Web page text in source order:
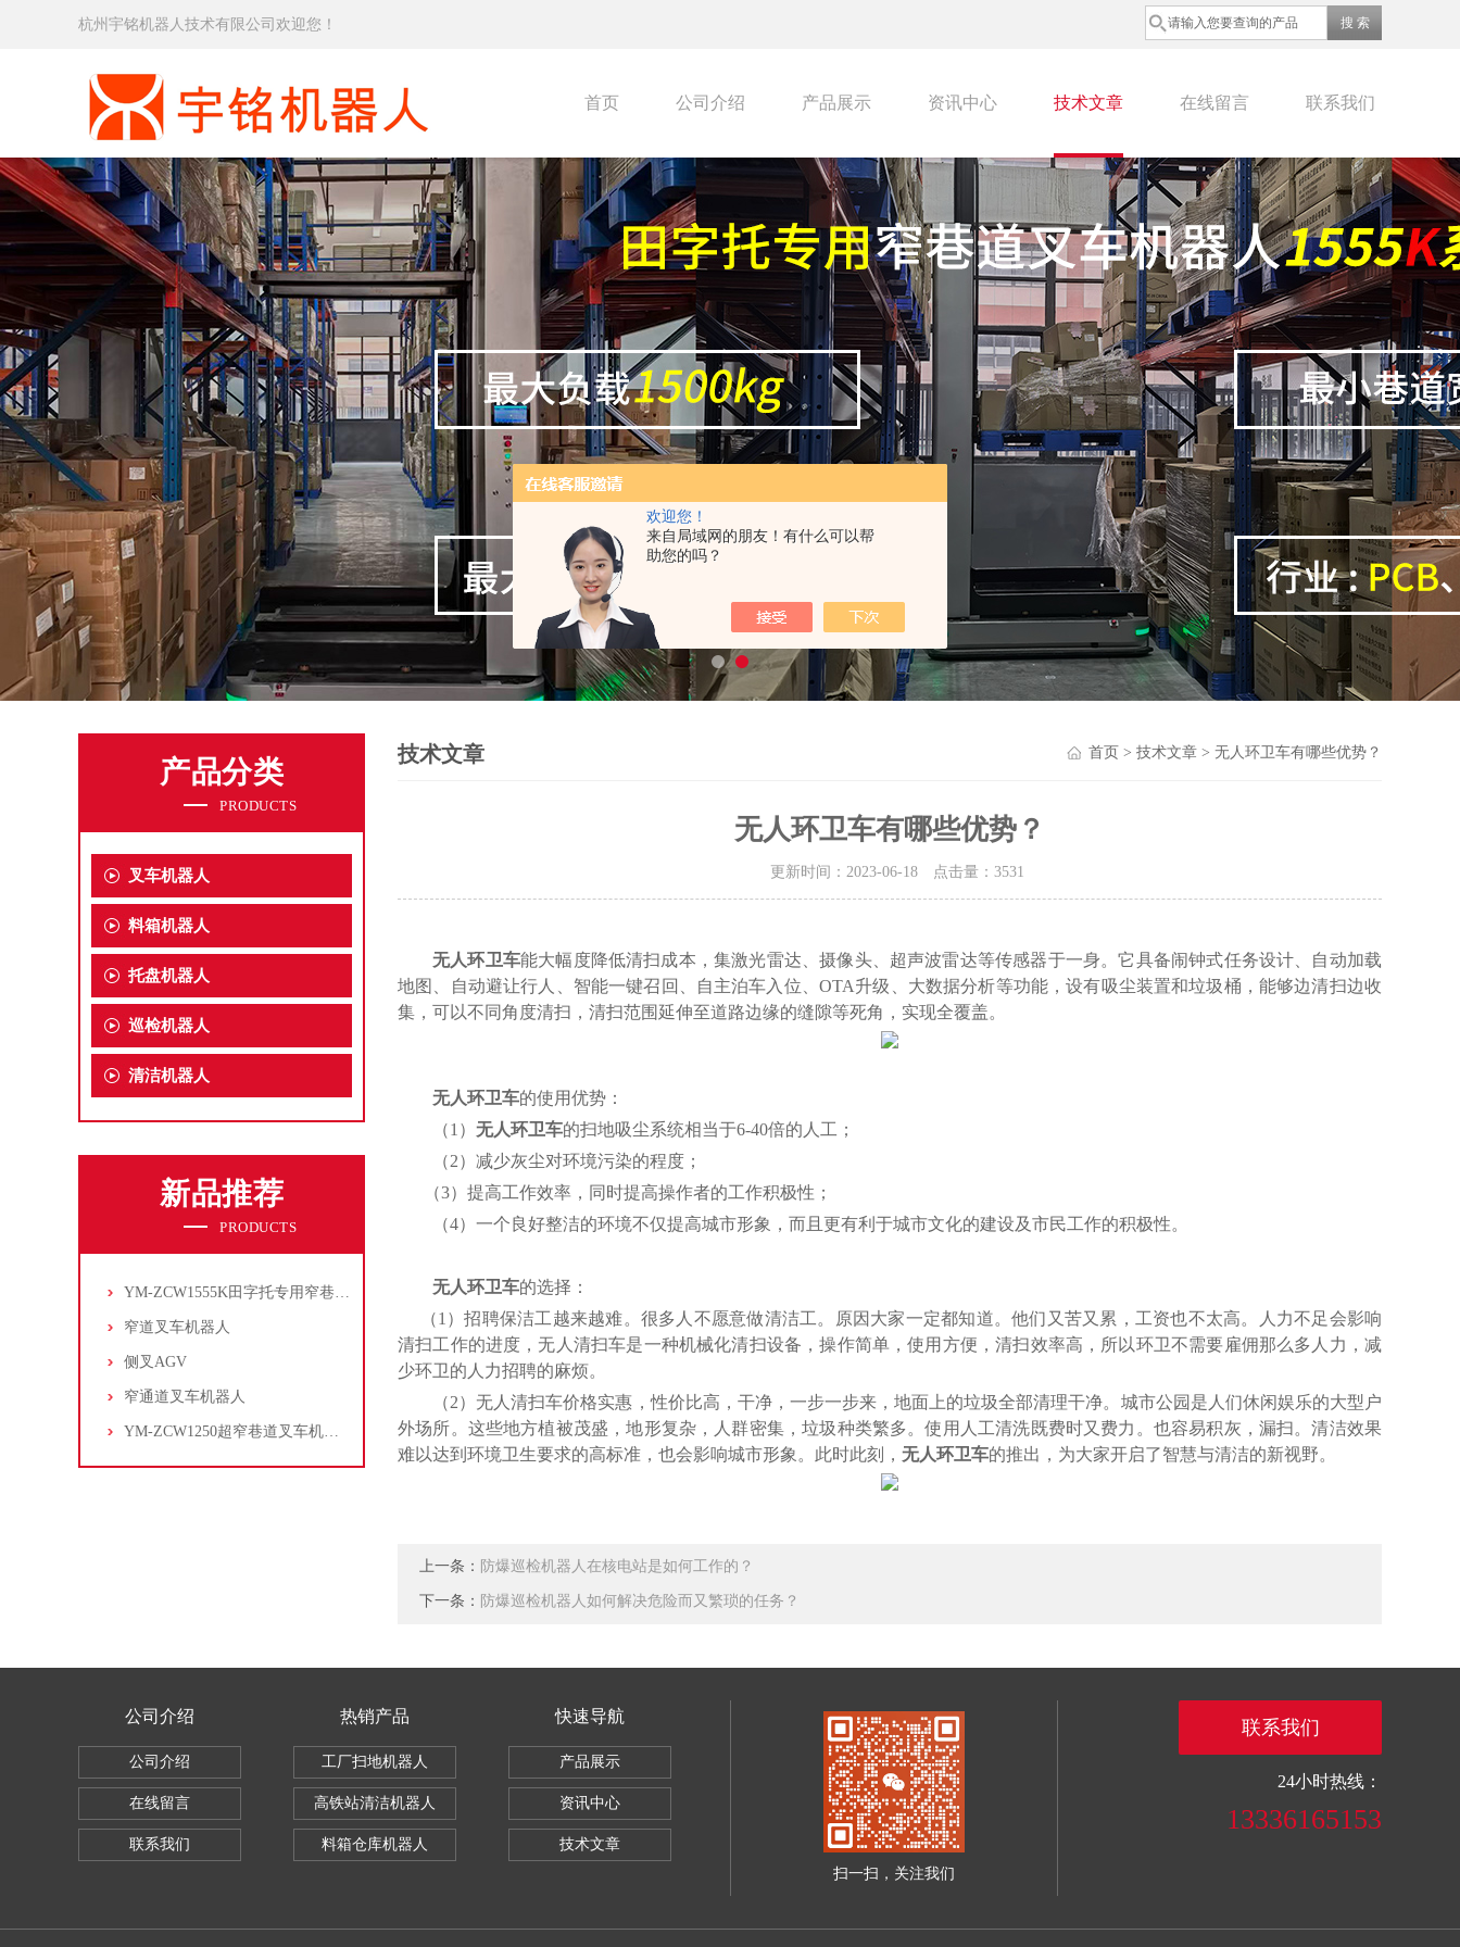
欢迎您！
来自局域网的朋友！有什么可以帮
助您的吗？
杭州宇铭机器人技术有限公司欢迎您！
首页 公司介绍 产品展示 资讯中心 技术文章 在线留言 联系我们
产品分类
PRODUCTS
叉车机器人
料箱机器人
托盘机器人
巡检机器人
清洁机器人
新品推荐
PRODUCTS
YM-ZCW1555K田字托专用窄巷道叉车机器人
窄道叉车机器人
侧叉AGV
窄通道叉车机器人
YM-ZCW1250超窄巷道叉车机器人
技术文章 首页 > 技术文章 > 无人环卫车有哪些优势？
无人环卫车有哪些优势？
更新时间：2023-06-18 点击量： 3531
无人环卫车能大幅度降低清扫成本，集激光雷达、摄像头、超声波雷达等传感器于一身。它具备闹钟式任务设计、自动加载
地图、自动避让行人、智能一键召回、自主泊车入位、 OTA升级、大数据分析等功能，设有吸尘装置和垃圾桶，能够边清扫边收
集，可以不同角度清扫，清扫范围延伸至道路边缘的缝隙等死角，实现全覆盖。
无人环卫车的使用优势：
（1） 无人环卫车的扫地吸尘系统相当于6-40倍的人工；
（2） 减少灰尘对环境污染的程度；
（3） 提高工作效率，同时提高操作者的工作积极性；
（4） 一个良好整洁的环境不仅提高城市形象，而且更有利于城市文化的建设及市民工作的积极性。
无人环卫车的选择：
（1）招聘保洁工越来越难。很多人不愿意做清洁工。原因大家一定都知道。他们又苦又累，工资也不太高。人力不足会影响
清扫工作的进度，无人清扫车是一种机械化清扫设备，操作简单，使用方便，清扫效率高，所以环卫不需要雇佣那么多人力，减
少环卫的人力招聘的麻烦。
（2） 无人清扫车价格实惠，性价比高，干净，一步一步来，地面 上的垃圾全部清理干净。城市公园是人们休闲娱乐的大型户
外场所。这些地方植被茂盛，地形复杂，人群密集，垃圾种类繁多。使用人工清洗既费时又费力。也容易积灰，漏扫。清洁效果
难以达到环境卫生要求的高标准，也会影响城市形象。此时此刻， 无人环卫车的推出，为大家开启了智慧与清洁的新视野。
上一条： 防爆巡检机器人在核电站是如何工作的？
下一条： 防爆巡检机器人如何解决危险而又繁琐的任务？
公司介绍
公司介绍
在线留言
联系我们
热销产品
工厂扫地机器人
高铁站清洁机器人
料箱仓库机器人
快速导航
产品展示
资讯中心
技术文章
扫一扫，关注我们
联系我们
24小时热线：
13336165153